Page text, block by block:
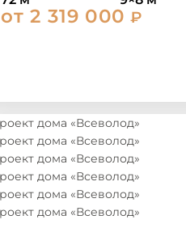
от 2 319 000 ₽